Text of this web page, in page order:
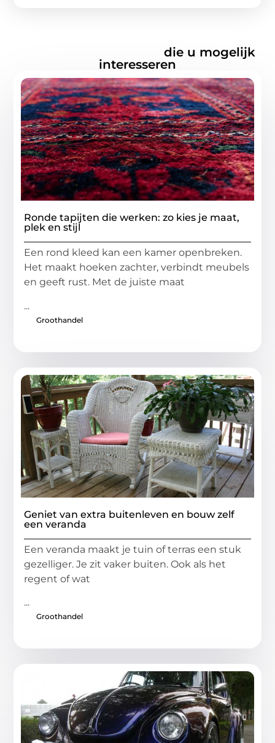
die u mogelijk
interesseren
Ronde tapijten die werken: zo kies je maat,
plek en stijl
Een rond kleed kan een kamer openbreken.
Het maakt hoeken zachter, verbindt meubels
en geeft rust. Met de juiste maat
...
Groothandel
Geniet van extra buitenleven en bouw zelf
een veranda
Een veranda maakt je tuin of terras een stuk
gezelliger. Je zit vaker buiten. Ook als het
regent of wat
...
Groothandel